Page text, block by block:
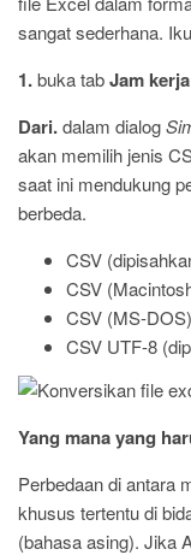
sangat sederhana.
1.buka tabJam kerja
Dari.dalam dialog
akan memilih jenis
saat ini mendukung
berbeda.
CSV
CSV
CSV (MS-DOS)
CSV UTF-8
Yang mana yang
Perbedaan di antara
khusus tertentu di
(bahasa asing). Jika